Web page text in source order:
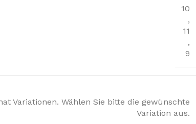
10
,
11
,
9
Variationen. Wählen Sie bitte die gewünschte
Variation aus.